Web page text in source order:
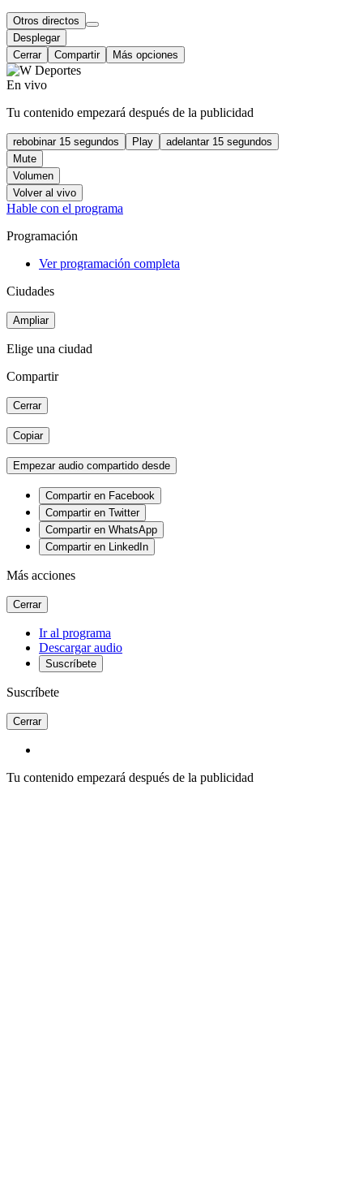
Otros directos
Desplegar
Cerrar
Compartir Más opciones
En vivo
Tu contenido empezará después de la publicidad
rebobinar 15 segundos Play
adelantar 15 segundos
Mute
Volumen
Volver al vivo
Hable con el programa
Programación
Ver programación completa
Ciudades
Ampliar
Elige una ciudad
Compartir
Cerrar
Copiar
Empezar audio compartido desde
Compartir en Facebook
Compartir en Twitter
Compartir en WhatsApp
Compartir en LinkedIn
Más acciones
Cerrar
Ir al programa
Descargar audio
Suscríbete
Suscríbete
Cerrar
Tu contenido empezará después de la publicidad